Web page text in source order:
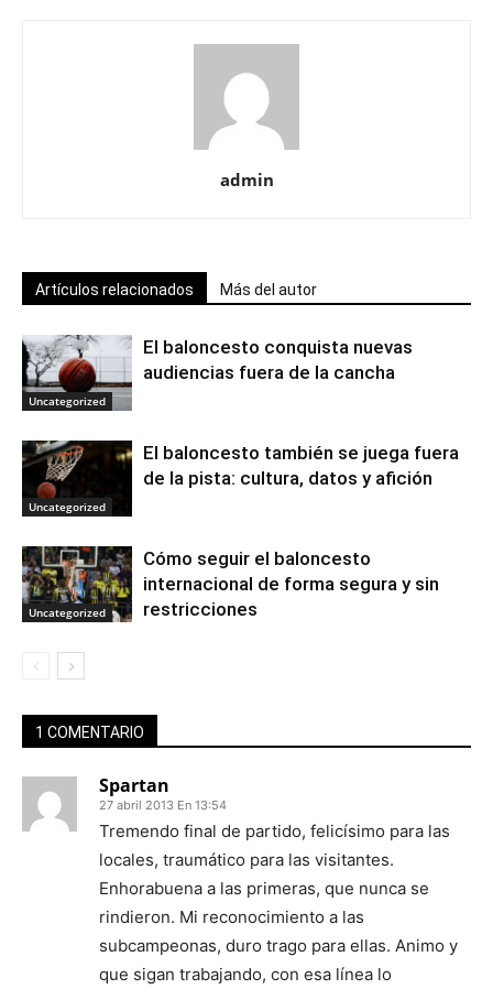
admin
Artículos relacionados Más del autor
Uncategorized
El baloncesto conquista nuevas
audiencias fuera de la cancha
Uncategorized
El baloncesto también se juega fuera
de la pista: cultura, datos y afición
Uncategorized
Cómo seguir el baloncesto
internacional de forma segura y sin
restricciones
1 COMENTARIO
Spartan
27 abril 2013 En 13:54
Tremendo final de partido, felicísimo para las
locales, traumático para las visitantes.
Enhorabuena a las primeras, que nunca se
rindieron. Mi reconocimiento a las
subcampeonas, duro trago para ellas. Animo y
que sigan trabajando, con esa línea lo